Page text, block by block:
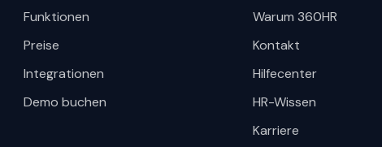
Funktionen
Preise
Integrationen
Demo buchen
Warum 360HR
Kontakt
Hilfecenter
HR-Wissen
Karriere